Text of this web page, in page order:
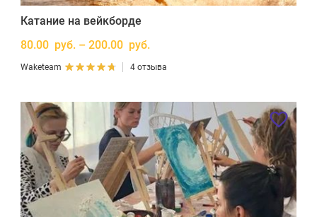
Катание на вейкборде
80.00 руб. – 200.00 руб.
Waketeam 4 отзыва